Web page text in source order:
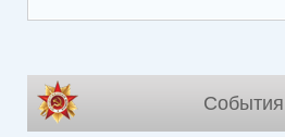
События